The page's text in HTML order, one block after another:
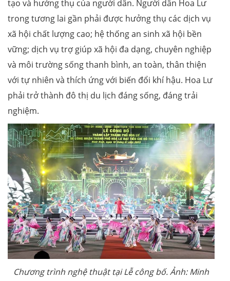
tạo và hưởng thụ của người dân. Người dân Hoa Lư
trong tương lai gần phải được hưởng thụ các dịch vụ
xã hội chất lượng cao; hệ thống an sinh xã hội bền
vững; dịch vụ trợ giúp xã hội đa dạng, chuyên nghiệp
và môi trường sống thanh bình, an toàn, thân thiện
với tự nhiên và thích ứng với biến đổi khí hậu. Hoa Lư
phải trở thành đô thị du lịch đáng sống, đáng trải
nghiệm.
Chương trình nghệ thuật tại Lễ công bố. Ảnh: Minh